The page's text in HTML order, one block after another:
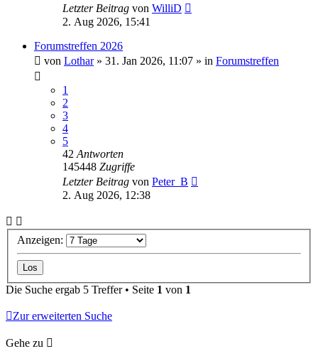
Letzter Beitrag von WilliD
2. Aug 2026, 15:41
Forumstreffen 2026
von Lothar» 31. Jan 2026, 11:07 » in Forumstreffen
1
2
3
4
5
42 Antworten
145448 Zugriffe
Letzter Beitrag von Peter_B
2. Aug 2026, 12:38
Anzeigen:
Die Suche ergab 5 Treffer • Seite 1 von 1
Zur erweiterten Suche
Gehe zu